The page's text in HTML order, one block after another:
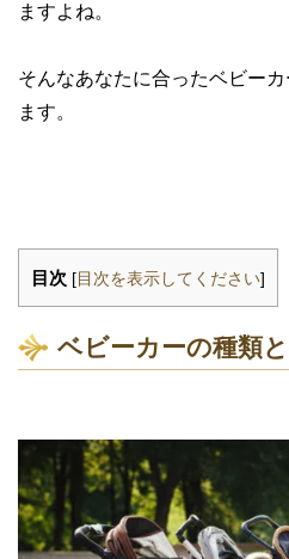
ますよね。
そんなあなたに合ったベビー
ます。
目次 [ 目次を表示してください]
ベビーカーの種類